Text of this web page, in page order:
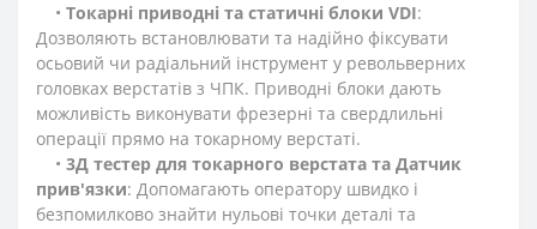
• Токарні приводні та статичні блоки VDI:
Дозволяють встановлювати та надійно фіксувати
осьовий чи радіальний інструмент у револьверних
головках верстатів з ЧПК. Приводні блоки дають
можливість виконувати фрезерні та свердлильні
операції прямо на токарному верстаті.
• 3Д тестер для токарного верстата та Датчик
прив'язки: Допомагають оператору швидко і
безпомилково знайти нульові точки деталі та